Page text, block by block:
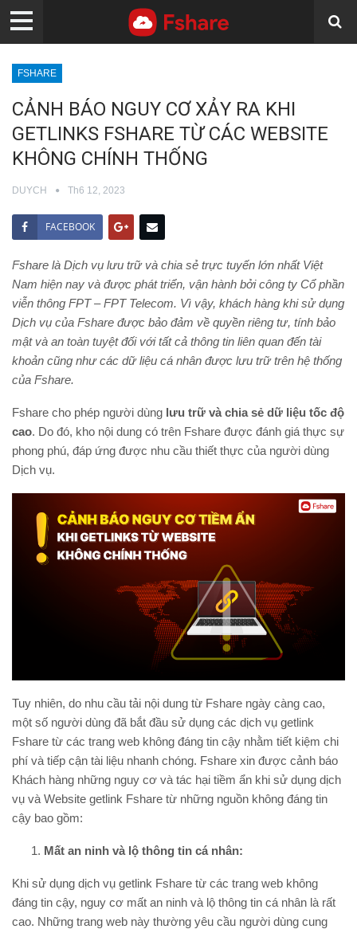
FSHARE
CẢNH BÁO NGUY CƠ XẢY RA KHI
GETLINKS FSHARE TỪ CÁC WEBSITE
KHÔNG CHÍNH THỐNG
DUYCH Th6 12, 2023
FACEBOOK
Fshare là Dịch vụ lưu trữ và chia sẻ trực tuyến lớn nhất Việt
Nam hiện nay và được phát triển, vận hành bởi công ty Cổ phần
viễn thông FPT – FPT Telecom. Vì vậy, khách hàng khi sử dụng
Dịch vụ của Fshare được bảo đảm về quyền riêng tư, tính bảo
mật và an toàn tuyệt đối với tất cả thông tin liên quan đến tài
khoản cũng như các dữ liệu cá nhân được lưu trữ trên hệ thống
của Fshare.
Fshare cho phép người dùng lưu trữ và chia sẻ dữ liệu tốc độ
cao. Do đó, kho nội dung có trên Fshare được đánh giá thực sự
phong phú, đáp ứng được nhu cầu thiết thực của người dùng
Dịch vụ.
Tuy nhiên, do nhu cầu tải nội dung từ Fshare ngày càng cao,
một số người dùng đã bắt đầu sử dụng các dịch vụ getlink
Fshare từ các trang web không đáng tin cậy nhằm tiết kiệm chi
phí và tiếp cận tài liệu nhanh chóng. Fshare xin được cảnh báo
Khách hàng những nguy cơ và tác hại tiềm ẩn khi sử dụng dịch
vụ và Website getlink Fshare từ những nguồn không đáng tin
cậy bao gồm:
Mất an ninh và lộ thông tin cá nhân:
Khi sử dụng dịch vụ getlink Fshare từ các trang web không
đáng tin cậy, nguy cơ mất an ninh và lộ thông tin cá nhân là rất
cao. Những trang web này thường yêu cầu người dùng cung